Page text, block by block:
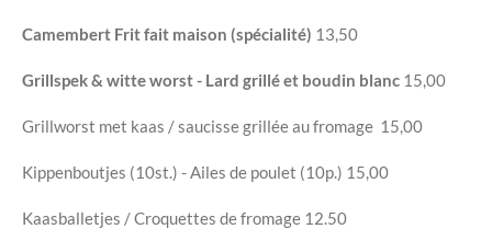
Camembert Frit fait maison (spécialité) 13,50
Grillspek & witte worst - Lard grillé et boudin blanc 15,00
Grillworst met kaas /saucisse grillée au fromage 15,00
Kippenboutjes (10st.) - Ailes de poulet (10p.) 15,00
Kaasballetjes / Croquettes de fromage 12.50